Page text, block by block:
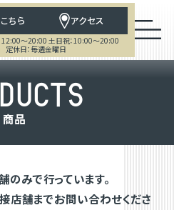
ちら アクセス
12:00～20:00 土日祝：10:00～20:00
定休日：毎週金曜日
DUCTS
商品
みで行っています。
店舗までお問い合わせくださ